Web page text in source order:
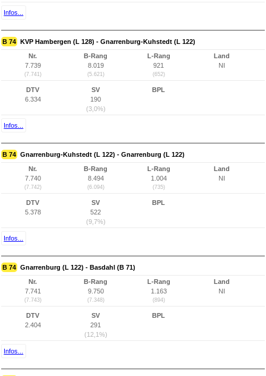
Infos...
B 74 KVP Hambergen (L 128) - Gnarrenburg-Kuhstedt (L 122)
Nr.
7.739
(7.741)
B-Rang
8.019
(5.621)
L-Rang
921
(652)
Land
NI
DTV
6.334
SV
190
(3,0%)
BPL
Infos...
B 74 Gnarrenburg-Kuhstedt (L 122) - Gnarrenburg (L 122)
Nr.
7.740
(7.742)
B-Rang
8.494
(6.094)
L-Rang
1.004
(735)
Land
NI
DTV
5.378
SV
522
(9,7%)
BPL
Infos...
B 74 Gnarrenburg (L 122) - Basdahl (B 71)
Nr.
7.741
(7.743)
B-Rang
9.750
(7.348)
L-Rang
1.163
(894)
Land
NI
DTV
2.404
SV
291
(12,1%)
BPL
Infos...